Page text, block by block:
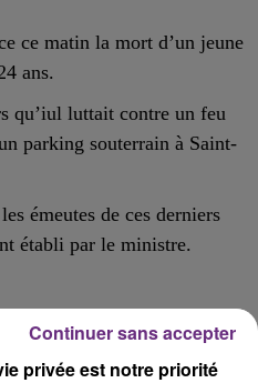
ce matin la mort d’un jeune
ans.
qu’iul luttait contre un feu
parking souterrain à Saint-
émeutes de ces derniers
établi par le ministre.
privée est notre priorité
Continuer sans accepter